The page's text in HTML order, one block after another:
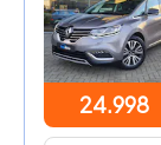
24.998